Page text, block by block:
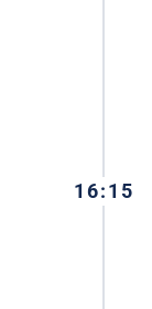
16:15